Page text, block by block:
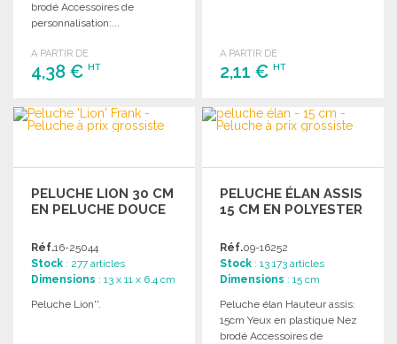
brodé Accessoires de
personnalisation:...
A PARTIR DE
4,38 € HT
COMMANDER
A PARTIR DE
2,11 €HT
COMMANDER
PELUCHE LION 30 CM
EN PELUCHE DOUCE
Réf.16-25044
Stock : 277 articles
Dimensions : 13 x 11 x 6.4 cm
Peluche Lion''.
PELUCHE ÉLAN ASSIS
15 CM EN POLYESTER
Réf.09-16252
Stock : 13 173 articles
Dimensions : 15 cm
Peluche élan Hauteur assis:
15cm Yeux en plastique Nez
brodé Accessoires de